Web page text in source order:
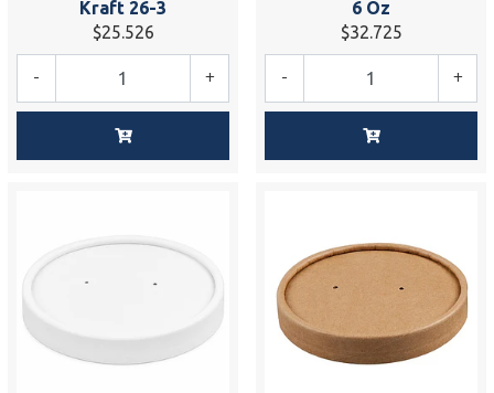
Kraft 26-3
$25.526
+
-
6 Oz
$32.725
+
-